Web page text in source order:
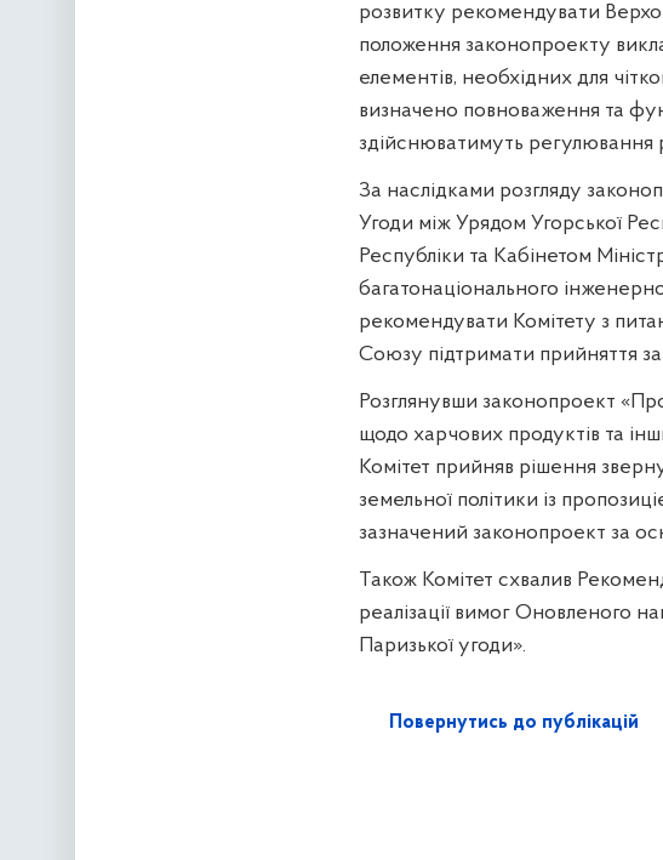
розвитку рекомендувати
положення законопроекту
елементів, необхідних для
визначено повноваження та
здійснюватимуть
За наслідками розгляду
Угоди між Урядом Угорської
Республіки та Кабінетом
багатонаціонального
рекомендувати Комітету з
Союзу підтримати прийняття
Розглянувши законопроект
щодо харчових продуктів та
Комітет прийняв рішення
земельної політики із
зазначений законопроект за
Також Комітет схвалив
реалізації вимог Оновленого
Паризької угоди».
Повернутись до публікацій